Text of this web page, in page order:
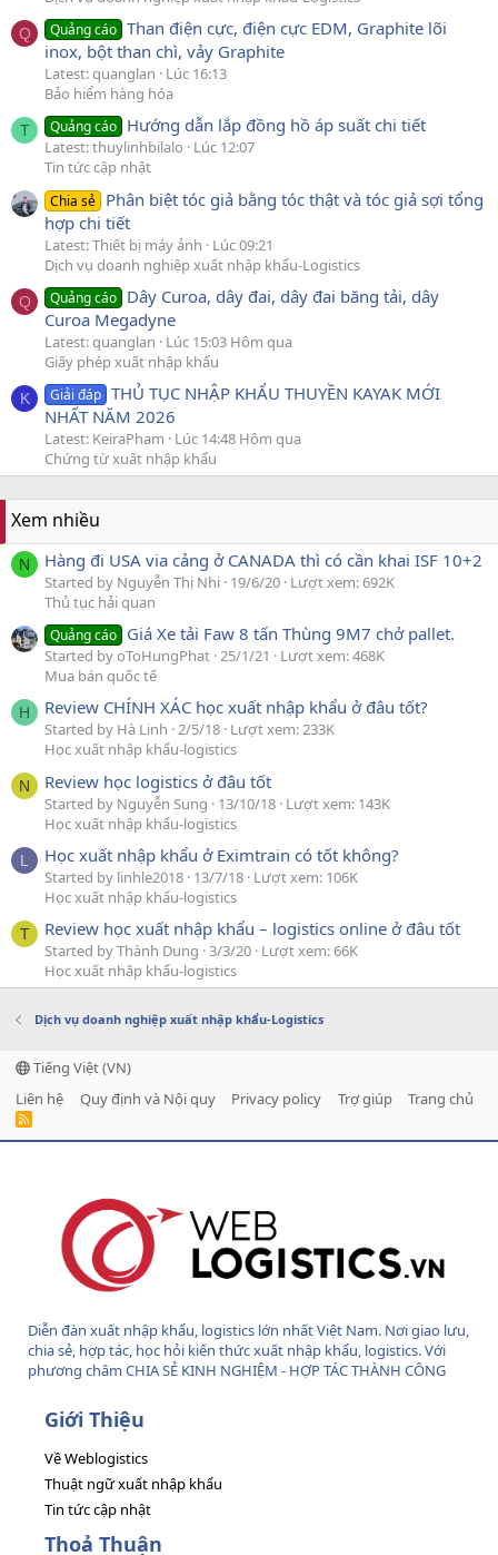
Q Quảng cáo Than điện cực, điện cực EDM, Graphite lõi
inox, bột than chì, vảy Graphite
Latest: quanglan
Lúc 16:13
Bảo hiểm hàng hóa
T Quảng cáo Hướng dẫn lắp đồng hồ áp suất chi tiết
Latest: thuylinhbilalo
Lúc 12:07
Tin tức cập nhật
Chia sẻ Phân biệt tóc giả bằng tóc thật và tóc giả sợi tổng
hợp chi tiết
Latest: Thiết bị máy ảnh
Lúc 09:21
Dịch vụ doanh nghiệp xuất nhập khẩu-Logistics
Q Quảng cáo Dây Curoa, dây đai, dây đai băng tải, dây
Curoa Megadyne
Latest: quanglan
Lúc 15:03 Hôm qua
Giấy phép xuất nhập khẩu
K Giải đáp THỦ TỤC NHẬP KHẨU THUYỀN KAYAK MỚI
NHẤT NĂM 2026
Latest: KeiraPham
Lúc 14:48 Hôm qua
Chứng từ xuất nhập khẩu
Xem nhiều
N Hàng đi USA via cảng ở CANADA thì có cần khai ISF 10+2
Started by Nguyễn Thị Nhi 19/6/20 Lượt xem: 692K
Thủ tục hải quan
Quảng cáo Giá Xe tải Faw 8 tấn Thùng 9M7 chở pallet.
Started by oToHungPhat 25/1/21
Lượt xem: 468K
Mua bán quốc tế
H Review CHÍNH XÁC học xuất nhập khẩu ở đâu tốt?
Started by Hà Linh 2/5/18 Lượt xem: 233K
Học xuất nhập khẩu-logistics
N Review học logistics ở đâu tốt
Started by Nguyễn Sung 13/10/18 Lượt xem: 143K
Học xuất nhập khẩu-logistics
L Học xuất nhập khẩu ở Eximtrain có tốt không?
Started by linhle2018 13/7/18 Lượt xem: 106K
Học xuất nhập khẩu-logistics
T Review học xuất nhập khẩu – logistics online ở đâu tốt
Started by Thành Dung 3/3/20 Lượt xem: 66K
Học xuất nhập khẩu-logistics
Dịch vụ doanh nghiệp xuất nhập khẩu-Logistics
Tiếng Việt (VN)
Liên hệ
Quy định và Nội quy Privacy policy Trợ giúp Trang chủ
R
Diễn đàn xuất nhập khẩu, logistics lớn nhất Việt Nam. Nơi giao lưu,
chia sẻ, hợp tác, học hỏi kiến thức xuất nhập khẩu, logistics. Với
phương châm CHIA SẺ KINH NGHIỆM - HỢP TÁC THÀNH CÔNG
Giới Thiệu
Về Weblogistics
Thuật ngữ xuất nhập khẩu
Tin tức cập nhật
Thoả Thuận